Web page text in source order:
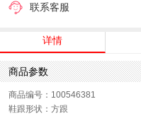
联系客服
详情
商品参数
商品编号：100546381
鞋跟形状：方跟